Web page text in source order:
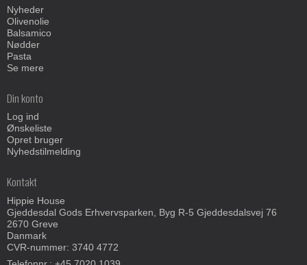
Nyheder
Olivenolie
Balsamico
Nødder
Pasta
Se mere
Din konto
Log ind
Ønskeliste
Opret bruger
Nyhedstilmelding
Kontakt
Hippie House
Gjeddesdal Gods Erhvervsparken, Byg R-5 Gjeddesdalsvej 76
2670 Greve
Danmark
CVR-nummer: 3740 4772